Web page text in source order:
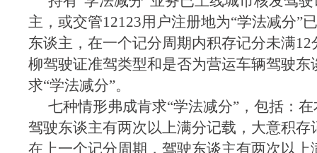
主，或交管12123用户注册地为“学法减分”
东谈主，在一个记分周期内积存记分未满
柳驾驶证准驾类型和是否为营运车辆驾驶东
求“学法减分”。
七种情形弗成肯求“学法减分”，包括：
驾驶东谈主有两次以上满分记载，大意积存
在上一个记分周期，驾驶东谈主有两次以上